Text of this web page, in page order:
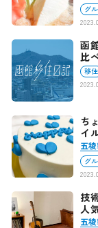
グ
函
比
移住
ち
イ
五
グ
技
人
五